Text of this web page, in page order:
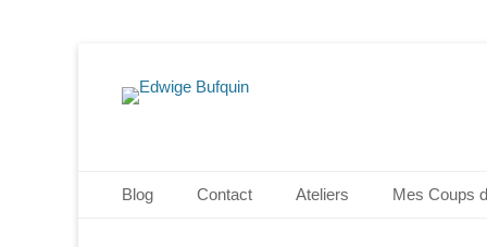
Edwige Bufquin
Menu principal
Blog Contact Ateliers Mes Coups